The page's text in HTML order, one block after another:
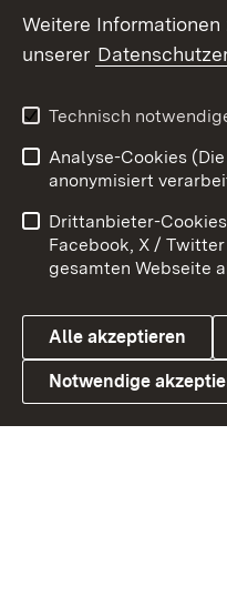
Social Wall
X / Twitter
Youtube
Link zum Landesportal
Benutzungshinweise
Datenschutz
Weitere
unserer
Technisch
Analyse-Cookies
anonymisiert
Drittanbieter-
Facebook, X /
gesamten Webseite
Alle akzeptieren
Notwendige